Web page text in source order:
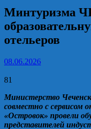
Минтуризма
отельеров
08.06.2026
81
Министерство
совместно с сервисом
«Островок» провели
представителей